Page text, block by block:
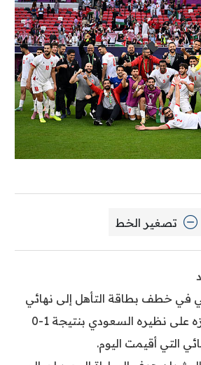
تصغير الخط
في خطف بطاقة التأهل إلى نهائي
كأس العرب، بعد فوزه على نظيره السعودي بنتيجة 1-0
التي أقيمت اليوم.